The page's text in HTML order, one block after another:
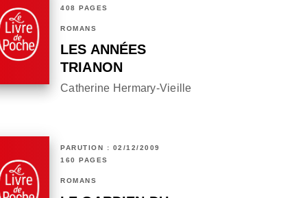
408 PAGES
ROMANS
LES ANNÉES
TRIANON
Catherine Hermary-Vieille
PARUTION : 02/12/2009
160 PAGES
ROMANS